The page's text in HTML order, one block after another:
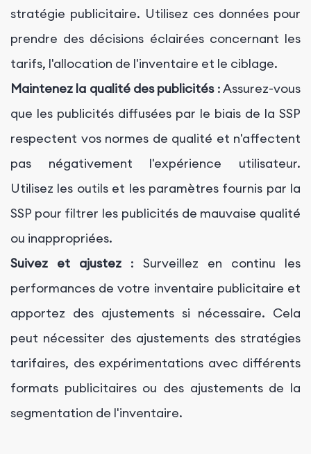
stratégie publicitaire. Utilisez ces données pour
prendre des décisions éclairées concernant les
tarifs, l'allocation de l'inventaire et le ciblage.
Maintenez la qualité des publicités: Assurez-vous
que les publicités diffusées par le biais de la SSP
respectent vos normes de qualité et n'affectent
pas négativement l'expérience utilisateur.
Utilisez les outils et les paramètres fournis par la
SSP pour filtrer les publicités de mauvaise qualité
ou inappropriées.
Suivez et ajustez : Surveillez en continu les
performances de votre inventaire publicitaire et
apportez des ajustements si nécessaire. Cela
peut nécessiter des ajustements des stratégies
tarifaires, des expérimentations avec différents
formats publicitaires ou des ajustements de la
segmentation de l'inventaire.